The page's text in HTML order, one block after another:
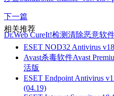
下一篇
Dr.Web CureIt!检测清除恶意软
相关推荐
ESET NOD32 Antivirus
Avast杀毒软件Avast
活版
ESET Endpoint Antivirus
(04.19)